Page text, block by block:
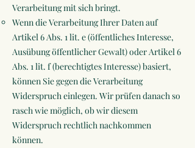
Verarbeitung mit sich bringt.
Wenn die Verarbeitung Ihrer Daten auf
Artikel 6 Abs. 1 lit. e (öffentliches Interesse,
Ausübung öffentlicher Gewalt) oder Artikel 6
Abs. 1 lit. f (berechtigtes Interesse) basiert,
können Sie gegen die Verarbeitung
Widerspruch einlegen. Wir prüfen danach so
rasch wie möglich, ob wir diesem
Widerspruch rechtlich nachkommen
können.